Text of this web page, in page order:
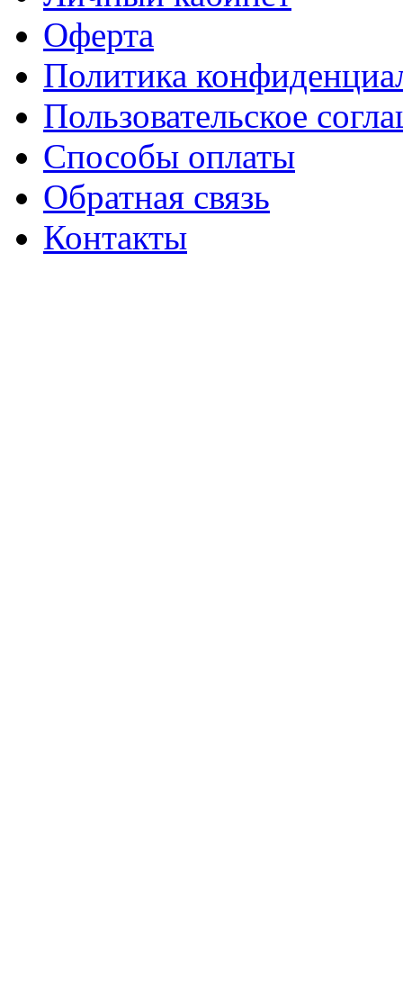
Оферта
Политика
Пользовательское
Способы оплаты
Обратная связь
Контакты